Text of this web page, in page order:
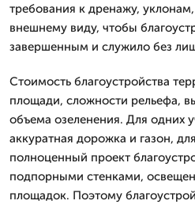
требования к дренажу,
внешнему виду, чтобы
завершенным и служило без
Стоимость благоустройства
площади, сложности рельефа,
объема озеленения. Для одних
аккуратная дорожка и газон,
полноценный проект
подпорными стенками,
площадок. Поэтому